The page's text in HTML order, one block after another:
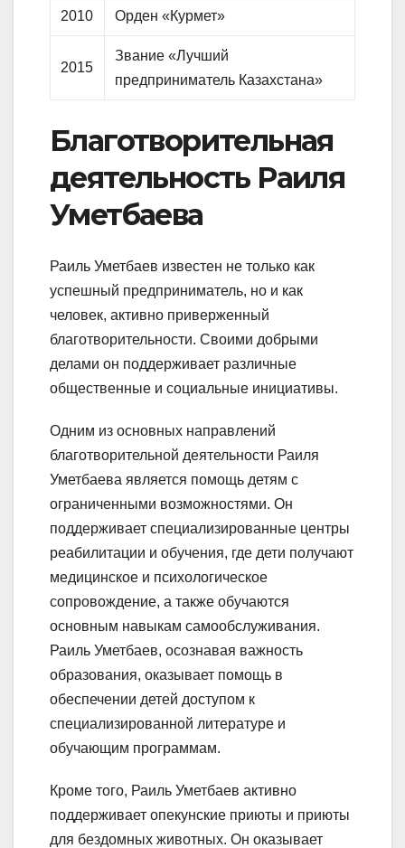
2010 Орден «Курмет»
2015
Звание «Лучший
предприниматель Казахстана»
Благотворительная
деятельность Раиля
Уметбаева
Раиль Уметбаев известен не только как
успешный предприниматель, но и как
человек, активно приверженный
благотворительности. Своими добрыми
делами он поддерживает различные
общественные и социальные инициативы.
Одним из основных направлений
благотворительной деятельности Раиля
Уметбаева является помощь детям с
ограниченными возможностями. Он
поддерживает специализированные центры
реабилитации и обучения, где дети получают
медицинское и психологическое
сопровождение, а также обучаются
основным навыкам самообслуживания.
Раиль Уметбаев, осознавая важность
образования, оказывает помощь в
обеспечении детей доступом к
специализированной литературе и
обучающим программам.
Кроме того, Раиль Уметбаев активно
поддерживает опекунские приюты и приюты
для бездомных животных. Он оказывает